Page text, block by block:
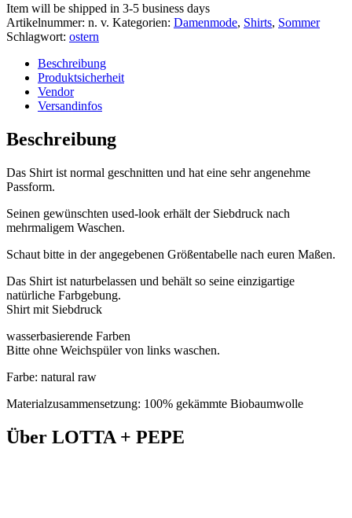
Item will be shipped in 3-5 business days
Artikelnummer: n. v. Kategorien: Damenmode, Shirts, Sommer
Schlagwort: ostern
Beschreibung
Produktsicherheit
Vendor
Versandinfos
Beschreibung
Das Shirt ist normal geschnitten und hat eine sehr angenehme
Passform.
Seinen gewünschten used-look erhält der Siebdruck nach
mehrmaligem Waschen.
Schaut bitte in der angegebenen Größentabelle nach euren Maßen.
Das Shirt ist naturbelassen und behält so seine einzigartige
natürliche Farbgebung.
Shirt mit Siebdruck
wasserbasierende Farben
Bitte ohne Weichspüler von links waschen.
Farbe: natural raw
Materialzusammensetzung: 100% gekämmte Biobaumwolle
Über LOTTA + PEPE